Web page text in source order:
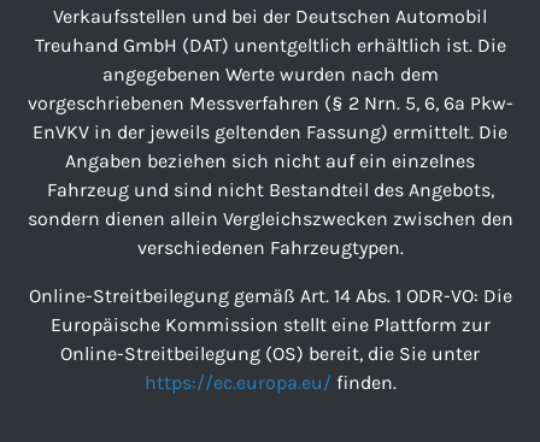
Verkaufsstellen und bei der Deutschen Automobil
Treuhand GmbH (DAT) unentgeltlich erhältlich ist. Die
angegebenen Werte wurden nach dem
vorgeschriebenen Messverfahren (§ 2 Nrn. 5, 6, 6a Pkw-
EnVKV in der jeweils geltenden Fassung) ermittelt. Die
Angaben beziehen sich nicht auf ein einzelnes
Fahrzeug und sind nicht Bestandteil des Angebots,
sondern dienen allein Vergleichszwecken zwischen den
verschiedenen Fahrzeugtypen.
Online-Streitbeilegung gemäß Art. 14 Abs. 1 ODR-VO: Die
Europäische Kommission stellt eine Plattform zur
Online-Streitbeilegung (OS) bereit, die Sie unter
https://ec.europa.eu/ finden.